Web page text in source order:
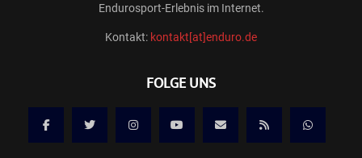
Endurosport-Erlebnis im Internet.
Kontakt: kontakt[at]enduro.de
FOLGE UNS